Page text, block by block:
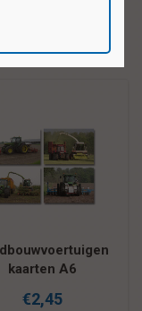
kaarten A6
€2,45